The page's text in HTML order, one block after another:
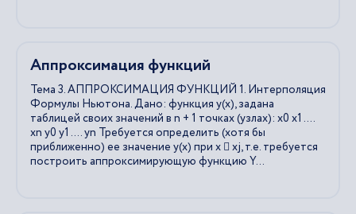
Аппроксимация функций
Тема 3. АППРОКСИМАЦИЯ ФУНКЦИЙ 1. Интерполяция
Формулы Ньютона. Дано: функция у(х), задана
таблицей своих значений в n + 1 точках (узлах): х0 х1 ….
xn у0 у1 …. yn Требуется определить (хотя бы
приближенно) ее значение у(х) при х  хj, т.е. требуется
построить аппроксимирующую функцию Y...